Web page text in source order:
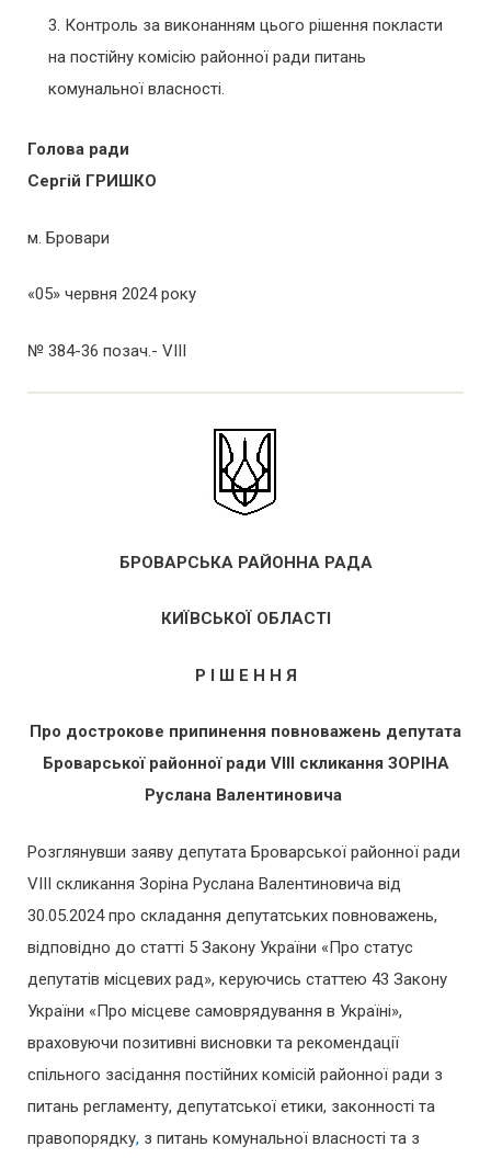
Контроль за виконанням цього рішення покласти
на постійну комісію районної ради питань
комунальної власності.
Голова ради
Сергій ГРИШКО
м. Бровари
«05» червня 2024 року
№ 384-36 позач.- VIII
БРОВАРСЬКА РАЙОННА РАДА
КИЇВСЬКОЇ ОБЛАСТІ
Р І Ш Е Н Н Я
Про дострокове припинення повноважень депутата
Броварської районної ради VІІI скликання ЗОРІНА
Руслана Валентиновича
Розглянувши заяву депутата Броварської районної ради
VІІI скликання Зоріна Руслана Валентиновича від
30.05.2024 про складання депутатських повноважень,
відповідно до статті 5 Закону України «Про статус
депутатів місцевих рад», керуючись статтею 43 Закону
України «Про місцеве самоврядування в Україні»,
враховуючи позитивні висновки та рекомендації
спільного засідання постійних комісій районної ради з
питань регламенту, депутатської етики, законності та
правопорядку, з питань комунальної власності та з